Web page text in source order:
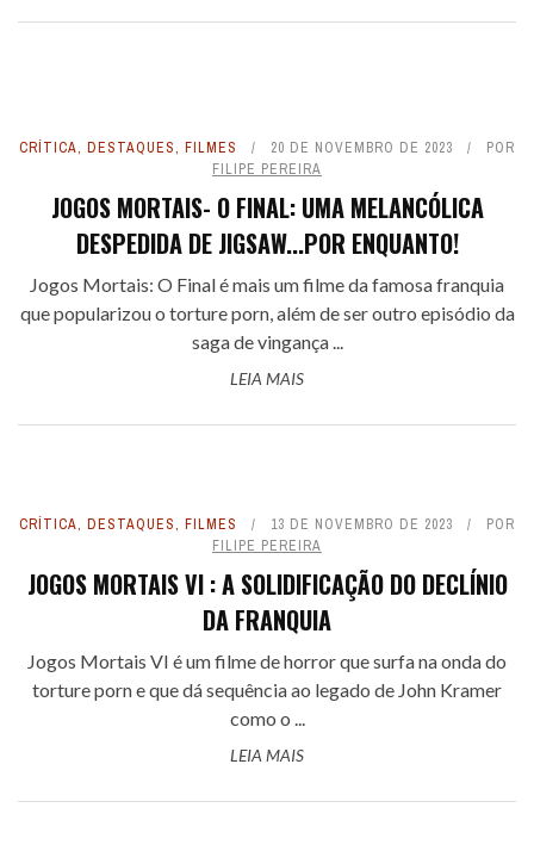
CRÍTICA, DESTAQUES, FILMES 20 DE NOVEMBRO DE 2023
POR
FILIPE PEREIRA
JOGOS MORTAIS- O FINAL: UMA MELANCÓLICA
DESPEDIDA DE JIGSAW...POR ENQUANTO!
Jogos Mortais: O Final é mais um filme da famosa franquia
que popularizou o torture porn, além de ser outro episódio da
saga de vingança ...
LEIA MAIS
CRÍTICA, DESTAQUES, FILMES 13 DE NOVEMBRO DE 2023
POR
FILIPE PEREIRA
JOGOS MORTAIS VI : A SOLIDIFICAÇÃO DO DECLÍNIO
DA FRANQUIA
Jogos Mortais VI é um filme de horror que surfa na onda do
torture porn e que dá sequência ao legado de John Kramer
como o ...
LEIA MAIS